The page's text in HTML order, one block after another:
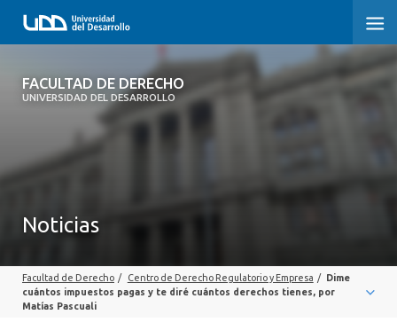
FACULTAD DE DERECHO
UNIVERSIDAD DEL DESARROLLO
FACULTAD DE DERECHO
SOBRE LA FACULTAD
PROFESORES
Noticias
Facultad de Derecho / Centro de Derecho Regulatorio y Empresa / Dime
cuántos impuestos pagas y te diré cuántos derechos tienes, por
Matías Pascuali